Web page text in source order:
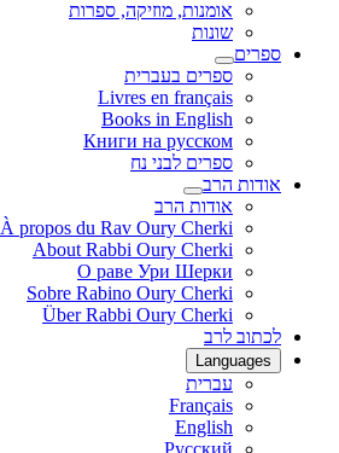
אומנות, מוזיקה, ספרות
שונות
ספרים
ספרים בעברית
Livres en français
Books in English
Книги на русском
ספרים לבני נח
אודות הרב
אודות הרב
À propos du Rav Oury Cherki
About Rabbi Oury Cherki
О раве Ури Шерки
Sobre Rabino Oury Cherki
Über Rabbi Oury Cherki
לכתוב לרב
Languages
עברית
Français
English
Русский